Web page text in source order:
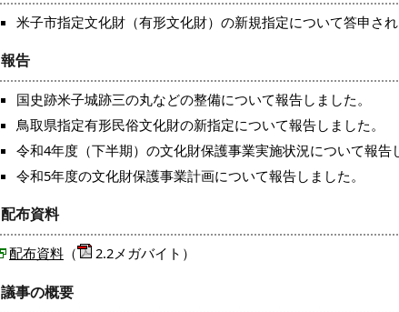
米子市指定文化財（有形文化財）の新規指定について答申され
報告
国史跡米子城跡三の丸などの整備について報告しました。
鳥取県指定有形民俗文化財の新指定について報告しました。
令和4年度（下半期）の文化財保護事業実施状況について報告
令和5年度の文化財保護事業計画について報告しました。
配布資料
配布資料 （ 2.2メガバイト）
議事の概要